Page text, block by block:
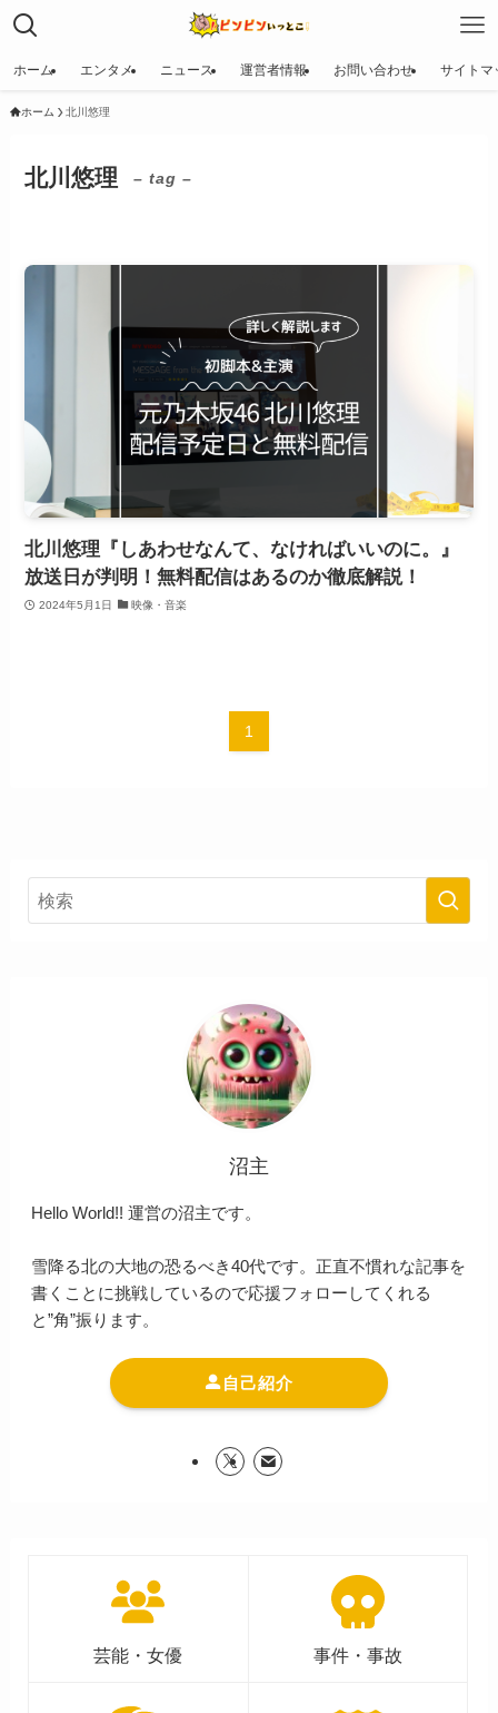
ホーム エンタメ ニュース 運営者情報 お問い合わせ サイトマ
ホーム 北川悠理
北川悠理 – tag –
北川悠理『しあわせなんて、なければいいのに。』
放送日が判明！無料配信はあるのか徹底解説！
2024年5月1日 映像・音楽
1
沼主
Hello World!! 運営の沼主です。
雪降る北の大地の恐るべき40代です。正直不慣れな記事を
書くことに挑戦しているので応援フォローしてくれる
と”角”振ります。
自己紹介
芸能・女優 事件・事故